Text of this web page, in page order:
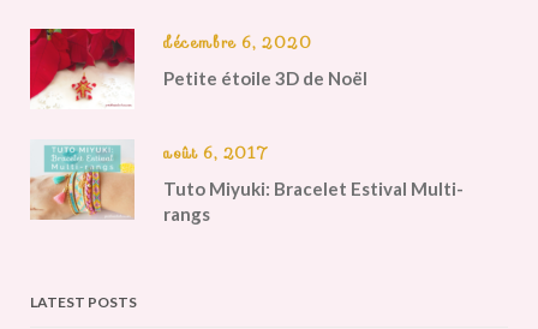
décembre 6, 2020
Petite étoile 3D de Noël
août 6, 2017
Tuto Miyuki: Bracelet Estival Multi-
rangs
LATEST POSTS